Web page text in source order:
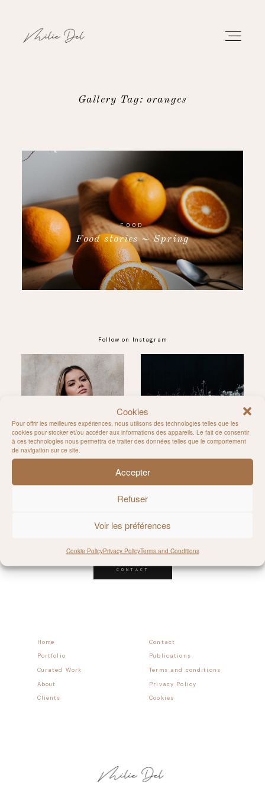
Cookies
Pour offrir les meilleures expériences, nous utilisons des technologies telles que les
cookies pour stocker et/ou accéder aux informations des appareils. Le fait de consentir
à ces technologies nous permettra de traiter des données telles que le comportement
de navigation sur ce site.
Accepter
Refuser
Voir les préférences
Cookie PolicyPrivacy PolicyTerms and Conditions
WORK
CONTACT
Gallery Tag: oranges
FOOD
Food stories ~ Spring
Follow on Instagram
Contact
Home
Publications
Portfolio
Terms and conditions
Curated Work
CONTACT
Privacy Policy
About
Cookies
Clients